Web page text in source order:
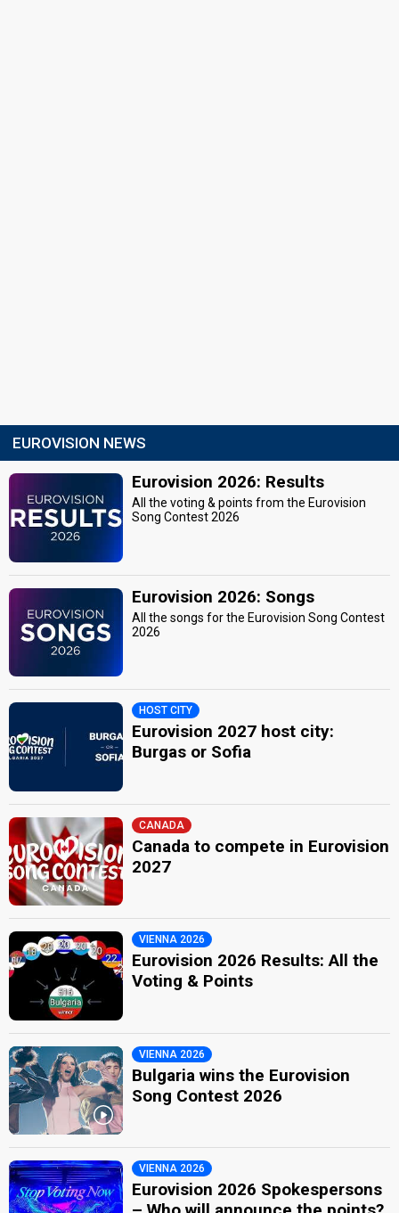
EUROVISION NEWS
Eurovision 2026: Results
All the voting & points from the Eurovision
Song Contest 2026
Eurovision 2026: Songs
All the songs for the Eurovision Song Contest
2026
HOST CITY
Eurovision 2027 host city:
Burgas or Sofia
CANADA
Canada to compete in Eurovision
2027
VIENNA 2026
Eurovision 2026 Results: All the
Voting & Points
VIENNA 2026
Bulgaria wins the Eurovision
Song Contest 2026
VIENNA 2026
Eurovision 2026 Spokespersons